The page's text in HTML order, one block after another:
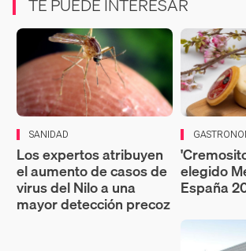
TE PUEDE INTERESAR
SANIDAD
Los expertos atribuyen
el aumento de casos de
virus del Nilo a una
mayor detección precoz
elegido
España